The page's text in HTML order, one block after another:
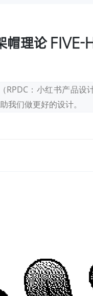
理论 FIVE-
RPDC：小红书产品
我们做更好的设计。